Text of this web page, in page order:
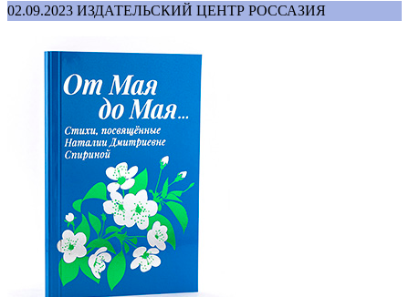
02.09.2023 ИЗДАТЕЛЬСКИЙ ЦЕНТР РОССАЗИЯ